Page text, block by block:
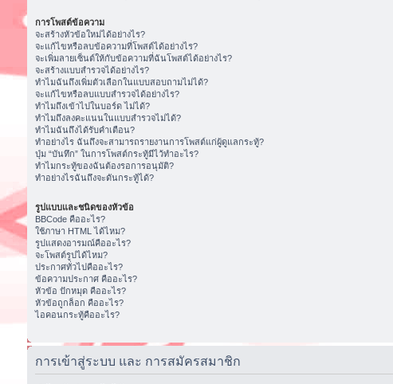
การโพสต์ข้อความ
จะสร้างหัวข้อใหม่ได้อย่างไร?
จะแก้ไขหรือลบข้อความที่โพสต์ได้อย่างไร?
จะเพิ่มลายเซ็นต์ให้กับข้อความที่ฉันโพสต์ได้อย่างไร?
จะสร้างแบบสำรวจได้อย่างไร?
ทำไมฉันถึงเพิ่มตัวเลือกในแบบสอบถามไม่ได้?
จะแก้ไขหรือลบแบบสำรวจได้อย่างไร?
ทำไมถึงเข้าไปในบอร์ด ไม่ได้?
ทำไมถึงลงคะแนนในแบบสำรวจไม่ได้?
ทำไมฉันถึงได้รับคำเตือน?
ทำอย่างไร ฉันถึงจะสามารถรายงานการโพสต์แก่ผู้ดูแลกระทู้?
ปุ่ม “บันทึก” ในการโพสต์กระทู้มีไว้ทำอะไร?
ทำไมกระทู้ของฉันต้องรอการอนุมัติ?
ทำอย่างไรฉันถึงจะดันกระทู้ได้?
รูปแบบและชนิดของหัวข้อ
BBCode คืออะไร?
ใช้ภาษา HTML ได้ไหม?
รูปแสดงอารมณ์คืออะไร?
จะโพสต์รูปได้ไหม?
ประกาศทั่วไปคืออะไร?
ข้อความประกาศ คืออะไร?
หัวข้อ ปักหมุด คืออะไร?
หัวข้อถูกล็อก คืออะไร?
ไอคอนกระทู้คืออะไร?
การเข้าสู่ระบบ และ การสมัครสมาชิก